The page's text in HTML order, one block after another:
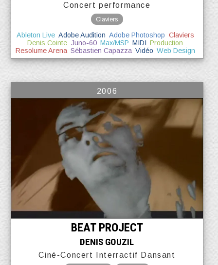
Concert performance
Claviers
Ableton Live Adobe Audition Adobe Photoshop Claviers
Denis Cointe Juno-60 Max/MSP MIDI Production
Resolume Arena Sébastien Capazza Vidéo Web Design
2006
BEAT PROJECT
DENIS GOUZIL
Ciné-Concert Interractif Dansant